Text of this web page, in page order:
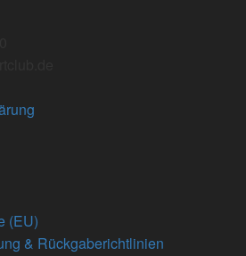
(EU)
& Rückgaberichtlinien